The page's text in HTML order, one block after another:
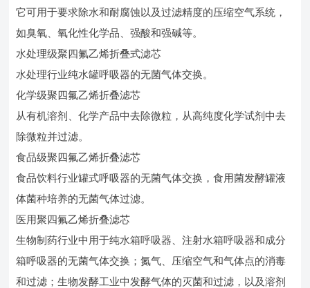
它可用于要求除水和耐腐蚀以及过滤精度的压缩空气系统，
如臭氧、氧化性化学品、强酸和强碱等。
水处理级聚四氟乙烯折叠式滤芯
水处理行业纯水罐呼吸器的无菌气体交换。
化学级聚四氟乙烯折叠滤芯
从有机溶剂、化学产品中去除微粒，从高纯度化学试剂中去
除微粒并过滤。
食品级聚四氟乙烯折叠滤芯
食品饮料行业罐式呼吸器的无菌气体交换，食用菌发酵罐液
体菌种培养的无菌气体过滤。
医用聚四氟乙烯折叠滤芯
生物制药行业中用于纯水箱呼吸器、注射水箱呼吸器和成分
箱呼吸器的无菌气体交换；氮气、压缩空气和气体点的消毒
和过滤；生物发酵工业中发酵气体的灭菌和过滤，以及溶剂